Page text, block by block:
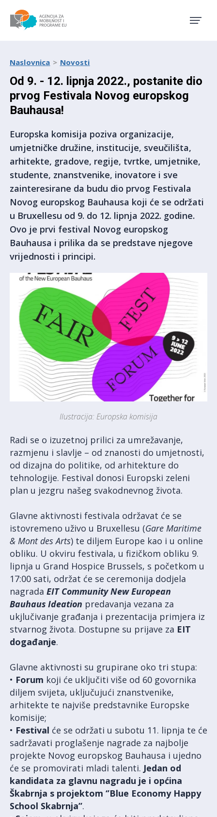
Naslovnica Novosti
Od 9. - 12. lipnja 2022., postanite dio
prvog Festivala Novog europskog
Bauhausa!
Europska komisija poziva organizacije,
umjetničke družine, institucije, sveučilišta,
arhitekte, gradove, regije, tvrtke, umjetnike,
studente, znanstvenike, inovatore i sve
zainteresirane da budu dio prvog Festivala
Novog europskog Bauhausa koji će se održati
u Bruxellesu od 9. do 12. lipnja 2022. godine.
Ovo je prvi festival Novog europskog
Bauhausa i prilika da se predstave njegove
vrijednosti i principi.
Ilustracija: Europska komisija
Radi se o izuzetnoj prilici za umrežavanje,
razmjenu i slavlje – od znanosti do umjetnosti,
od dizajna do politike, od arhitekture do
tehnologije. Festival donosi Europski zeleni
plan u jezgru našeg svakodnevnog života.
Glavne aktivnosti festivala održavat će se
istovremeno uživo u Bruxellesu (Gare Maritime
& Mont des Arts) te diljem Europe kao i u online
obliku. U okviru festivala, u fizičkom obliku 9.
lipnja u Grand Hospice Brussels, s početkom u
17:00 sati, održat će se ceremonija dodjela
nagrada EIT Community New European
Bauhaus Ideation predavanja vezana za
ukjlučivanje građanja i prezentacija primjera iz
stvarnog života. Dostupne su prijave za EIT
događanje.
Glavne aktivnosti su grupirane oko tri stupa:
• Forum koji će uključiti više od 60 govornika
diljem svijeta, uključujući znanstvenike,
arhitekte te najviše predstavnike Europske
komisije;
• Festival će se održati u subotu 11. lipnja te će
sadržavati proglašenje nagrade za najbolje
projekte Novog europskog Bauhausa i ujedno
će se promovirati mladi talenti. Jedan od
kandidata za glavnu nagradu je i općina
Škabrnja s projektom ‘’Blue Economy Happy
School Skabrnja’’.